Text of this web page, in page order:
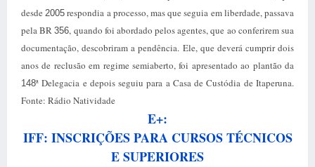
desde2005 respondia a processo, mas que seguia em liberdade, passava
pela BR356, quando foi abordado pelos agentes, que ao conferirem sua
documentação, descobriram a pendência. Ele, que deverá cumprir dois
anos de reclusão em regime semiaberto, foi apresentado ao plantão da
148ª Delegacia e depois seguiu para a Casa de Custódia de Itaperuna.
Fonte: Rádio Natividade
E+:
IFF: INSCRIÇÕES PARA CURSOS TÉCNICOS
E SUPERIORES